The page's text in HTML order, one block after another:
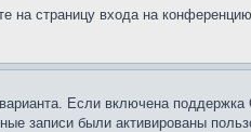
на страницу входа на
Если включена
записи были активированы